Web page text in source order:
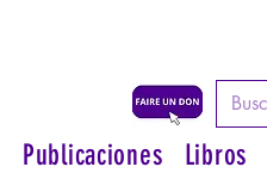
Publicaciones Libros